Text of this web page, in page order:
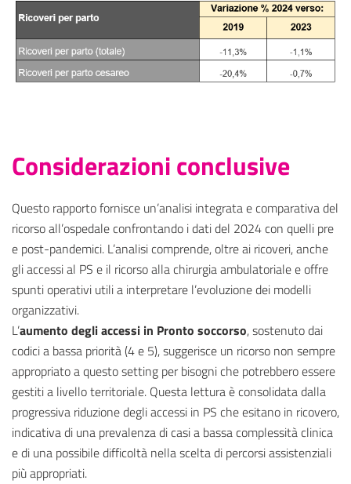
Considerazioni conclusive
Questo rapporto fornisce un’analisi integrata e comparativa del
ricorso all’ospedale confrontando i dati del 2024 con quelli pre
e post-pandemici. L’analisi comprende, oltre ai ricoveri, anche
gli accessi al PS e il ricorso alla chirurgia ambulatoriale e offre
spunti operativi utili a interpretare l’evoluzione dei modelli
organizzativi.
L’aumento degli accessi in Pronto soccorso, sostenuto dai
codici a bassa priorità (4 e 5), suggerisce un ricorso non sempre
appropriato a questo setting per bisogni che potrebbero essere
gestiti a livello territoriale. Questa lettura è consolidata dalla
progressiva riduzione degli accessi in PS che esitano in ricovero,
indicativa di una prevalenza di casi a bassa complessità clinica
e di una possibile difficoltà nella scelta di percorsi assistenziali
più appropriati.